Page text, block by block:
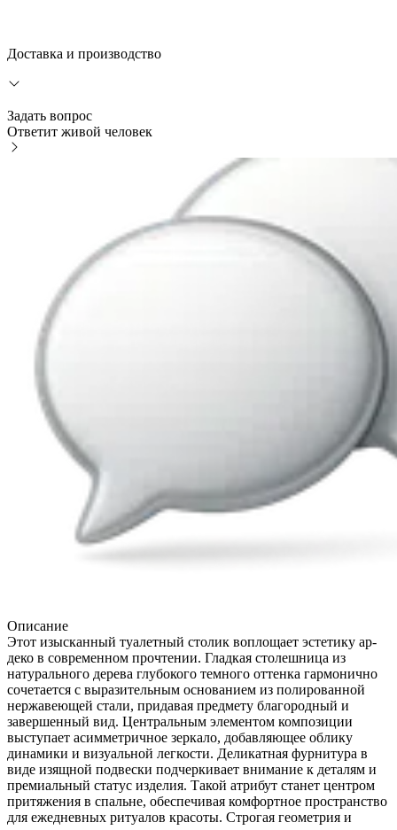
Доставка и производство
Задать вопрос
Ответит живой человек
Описание
Этот изысканный туалетный столик воплощает эстетику ар-
деко в современном прочтении. Гладкая столешница из
натурального дерева глубокого темного оттенка гармонично
сочетается с выразительным основанием из полированной
нержавеющей стали, придавая предмету благородный и
завершенный вид. Центральным элементом композиции
выступает асимметричное зеркало, добавляющее облику
динамики и визуальной легкости. Деликатная фурнитура в
виде изящной подвески подчеркивает внимание к деталям и
премиальный статус изделия. Такой атрибут станет центром
притяжения в спальне, обеспечивая комфортное пространство
для ежедневных ритуалов красоты. Строгая геометрия и